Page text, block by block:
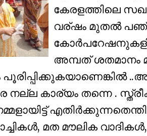
കേരളത്തിലെ
വര്ഷം മുതല്‍
അമ്പത്‌ ശതമാനം
പൂരിപ്പിക്കുകയാണെങ്കില്‍
നല്ല കാര്യം തന്നെ .
മത മൗലിക വാദികള്‍,